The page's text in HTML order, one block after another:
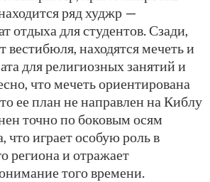
ряд худжр —
отдыха для студентов. Сзади,
вестибюля, находятся мечеть и
для религиозных занятий и
что мечеть ориентирована
ее план не направлен на Киблу
точно по боковым осям
что играет особую роль в
региона и отражает
того времени.